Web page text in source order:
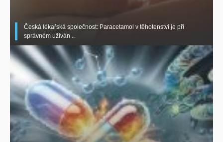
Česká lékařská společnost: Paracetamol v těhotenství je při
správném užíván ..